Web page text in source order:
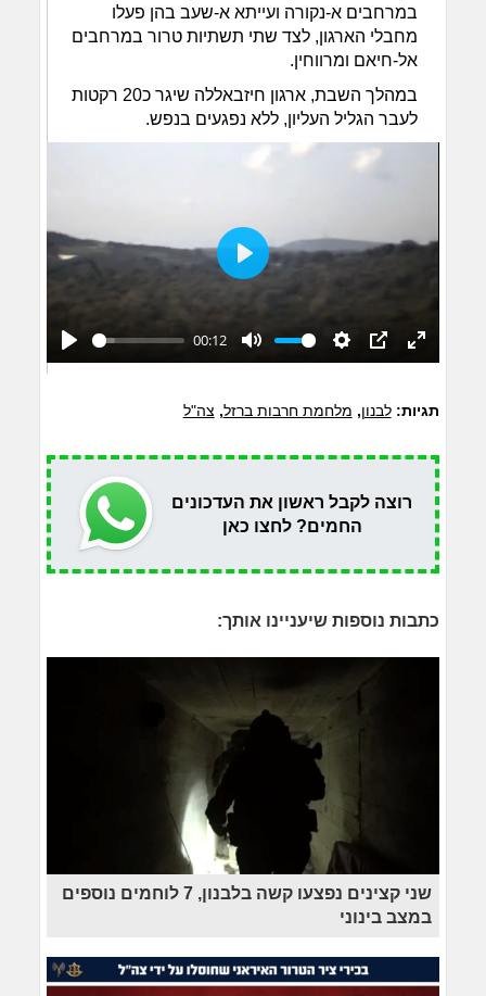
במרחבים א-נקורה ועייתא א-שעב בהן פעלו
מחבלי הארגון, לצד שתי תשתיות טרור במרחבים
אל-חיאם ומרווחין.
במהלך השבת, ארגון חיזבאללה שיגר כ20 רקטות
לעבר הגליל העליון, ללא נפגעים בנפש.
Play
00:12
Mute Settings PIPEnter
Play
תגיות:לבנון, מלחמת חרבות ברזל, צה"ל
רוצה לקבל ראשון את העדכונים
החמים? לחצו כאן
כתבות נוספות שיעניינו אותך:
שני קצינים נפצעו קשה בלבנון, 7 לוחמים נוספים
במצב בינוני